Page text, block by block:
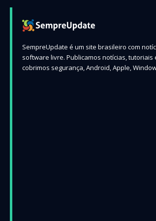
SempreUpdate é um site brasileiro com
software livre. Publicamos notícias, tutoriais
cobrimos segurança, Android, Apple,